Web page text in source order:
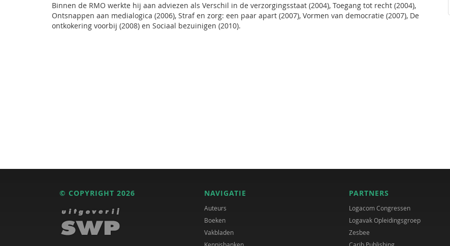
Binnen de RMO werkte hij aan adviezen als Verschil in de verzorgingsstaat (2004), Toegang tot recht (2004),
Ontsnappen aan medialogica (2006), Straf en zorg: een paar apart (2007), Vormen van democratie (2007), De
ontkokering voorbij (2008) en Sociaal bezuinigen (2010).
© COPYRIGHT 2026 NAVIGATIE
Auteurs
Boeken
Vakbladen
PARTNERS
Logacom Congressen
Logavak Opleidingsgroep
Zesbee